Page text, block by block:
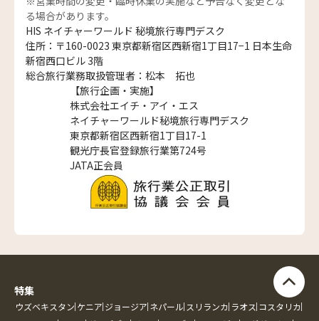
る場合があります。
HIS ネイチャーワールド 秘境旅行専門デスク
住所：〒160-0023 東京都新宿区西新宿1丁目17−1 日本生命
新宿西口ビル 3階
総合旅行業務取扱管理者：松本 拓也
【旅行企画・実施】
株式会社エイチ・アイ・エス
ネイチャーワールド秘境旅行専門デスク
東京都新宿区西新宿1丁目17-1
観光庁長官登録旅行業第724号
JATA正会員
特集
ウズベキスタン ケニア ジョージア ネパール スリランカ ラオス コスタリカ